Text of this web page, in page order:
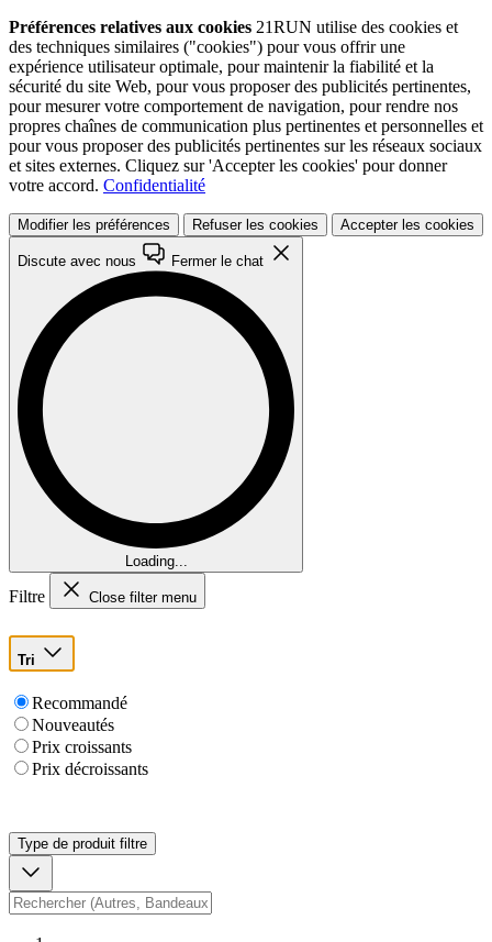
Préférences relatives aux cookies 21RUN utilise des cookies et
des techniques similaires ("cookies") pour vous offrir une
expérience utilisateur optimale, pour maintenir la fiabilité et la
sécurité du site Web, pour vous proposer des publicités pertinentes,
pour mesurer votre comportement de navigation, pour rendre nos
propres chaînes de communication plus pertinentes et personnelles et
pour vous proposer des publicités pertinentes sur les réseaux sociaux
et sites externes. Cliquez sur 'Accepter les cookies' pour donner
votre accord. Confidentialité
Modifier les préférences Refuser les cookies Accepter les cookies
Discute avec nous Fermer le chat
Loading...
Filtre Close filter menu
Tri
Recommandé
Nouveautés
Prix croissants
Prix décroissants
Type de produit filtre